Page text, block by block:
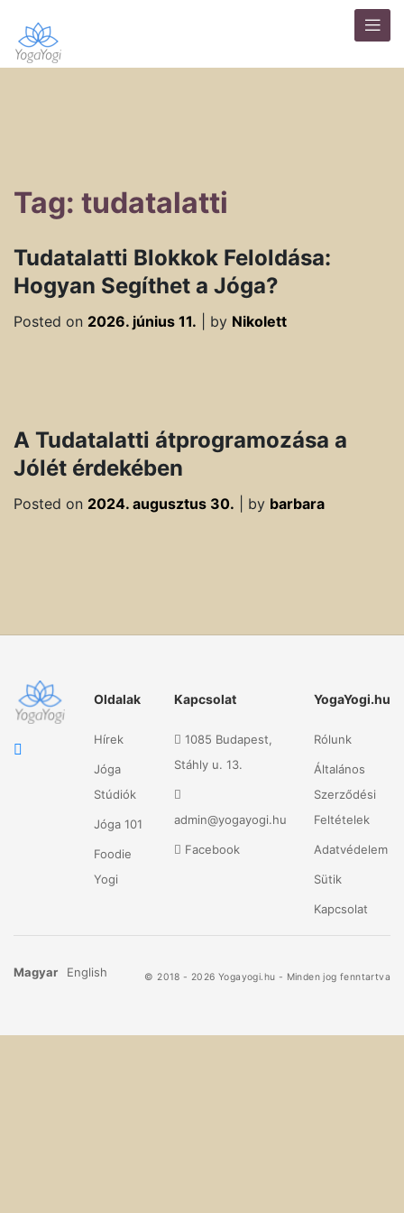
Tag: tudatalatti
Tudatalatti Blokkok Feloldása:
Hogyan Segíthet a Jóga?
Posted on 2026. június 11. by Nikolett
A Tudatalatti átprogramozása a
Jólét érdekében
Posted on 2024. augusztus 30. by barbara
Oldalak
Hírek
Jóga
Stúdiók
Jóga 101
Foodie
Yogi
Kapcsolat
1085 Budapest,
Stáhly u. 13.
admin@yogayogi.hu
Facebook
YogaYogi.hu
Rólunk
Általános
Szerződési
Feltételek
Adatvédelem
Sütik
Kapcsolat
Magyar English © 2018 - 2026 Yogayogi.hu - Minden jog fenntartva